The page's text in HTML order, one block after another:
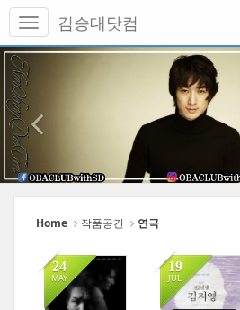
본
바
로
가
메
토
글
기
김승대닷컴
이
Home 작품공간 연극
24
MAY
7
19
JUL
5